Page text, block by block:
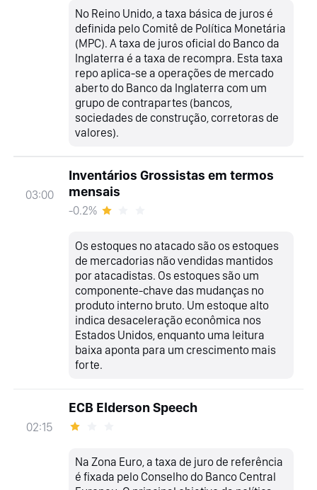
No Reino Unido, a taxa básica de juros é
definida pelo Comitê de Política Monetária
(MPC). A taxa de juros oficial do Banco da
Inglaterra é a taxa de recompra. Esta taxa
repo aplica-se a operações de mercado
aberto do Banco da Inglaterra com um
grupo de contrapartes (bancos,
sociedades de construção, corretoras de
valores).
03:00
Inventários Grossistas em termos
mensais
-0.2%
Os estoques no atacado são os estoques
de mercadorias não vendidas mantidos
por atacadistas. Os estoques são um
componente-chave das mudanças no
produto interno bruto. Um estoque alto
indica desaceleração econômica nos
Estados Unidos, enquanto uma leitura
baixa aponta para um crescimento mais
forte.
02:15
ECB Elderson Speech
Na Zona Euro, a taxa de juro de referência
é fixada pelo Conselho do Banco Central